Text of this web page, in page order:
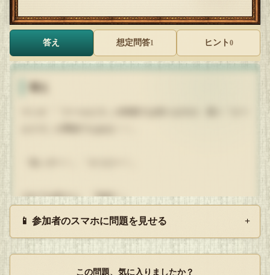
答え 想定問答1 ヒント 0
それでは皆さん、『乾杯！』
Q
タップで封を割る
📱 参加者のスマホに問題を見せる +
この問題、気に入りましたか？